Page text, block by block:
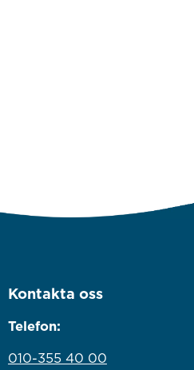
Kontakta oss
Telefon:
010-355 40 00